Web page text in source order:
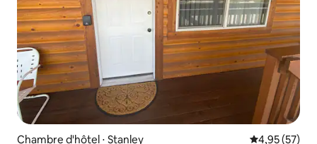
Chambre d'hôtel ⋅ Stanley Évaluation
4,95 (57)